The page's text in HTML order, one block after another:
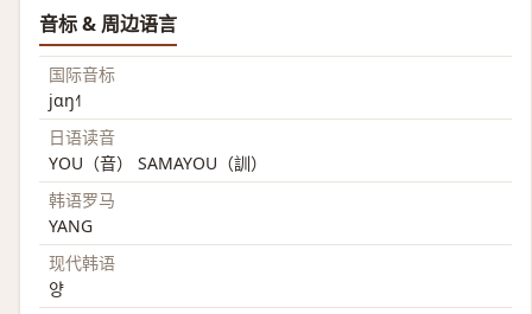
音标 & 周边语言
国际音标
jɑŋ˧˥
日语读音
YOU（音） SAMAYOU（訓）
韩语罗马
YANG
现代韩语
양